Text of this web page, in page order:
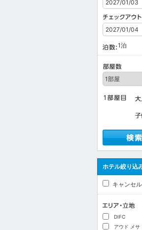
1泊
ホテル絞り込
キャンセ
DIFC
アウド メサ